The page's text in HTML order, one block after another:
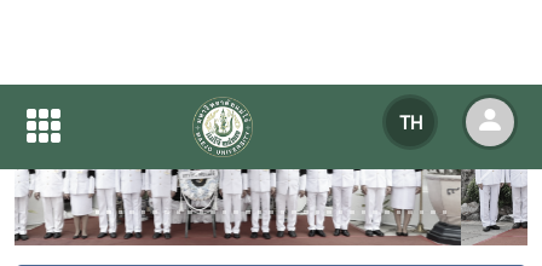
TH
Previous
Next